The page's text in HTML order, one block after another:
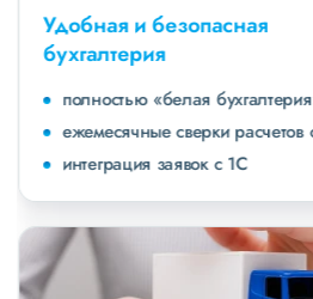
Удобная и безопасная
бухгалтерия
полностью «белая
ежемесячные сверки расчетов
интеграция заявок с 1С